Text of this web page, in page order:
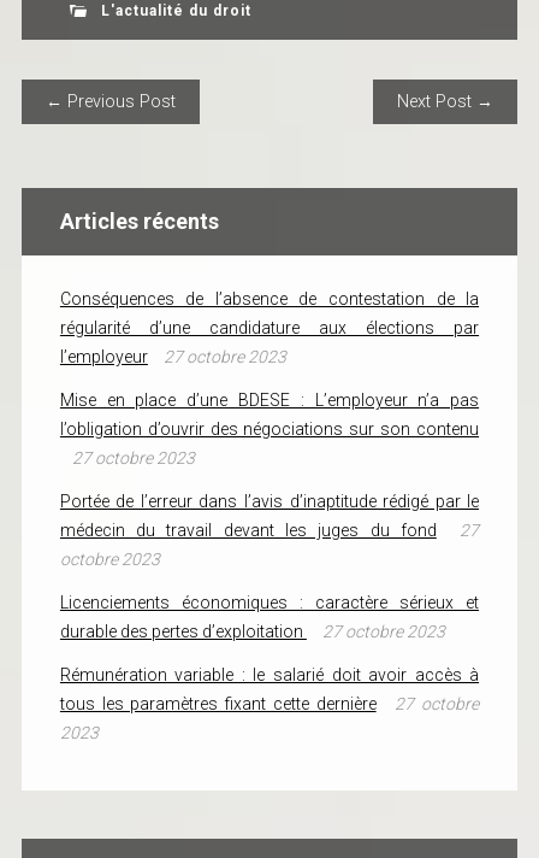
L'actualité du droit
POST NAVIGATION
← Previous Post Next Post →
Articles récents
Conséquences de l’absence de contestation de la
régularité d’une candidature aux élections par
l’employeur
27 octobre 2023
Mise en place d’une BDESE : L’employeur n’a pas
l’obligation d’ouvrir des négociations sur son contenu
27 octobre 2023
Portée de l’erreur dans l’avis d’inaptitude rédigé par le
médecin du travail devant les juges du fond
27
octobre 2023
Licenciements économiques : caractère sérieux et
durable des pertes d’exploitation
27 octobre 2023
Rémunération variable : le salarié doit avoir accès à
tous les paramètres fixant cette dernière
27 octobre
2023